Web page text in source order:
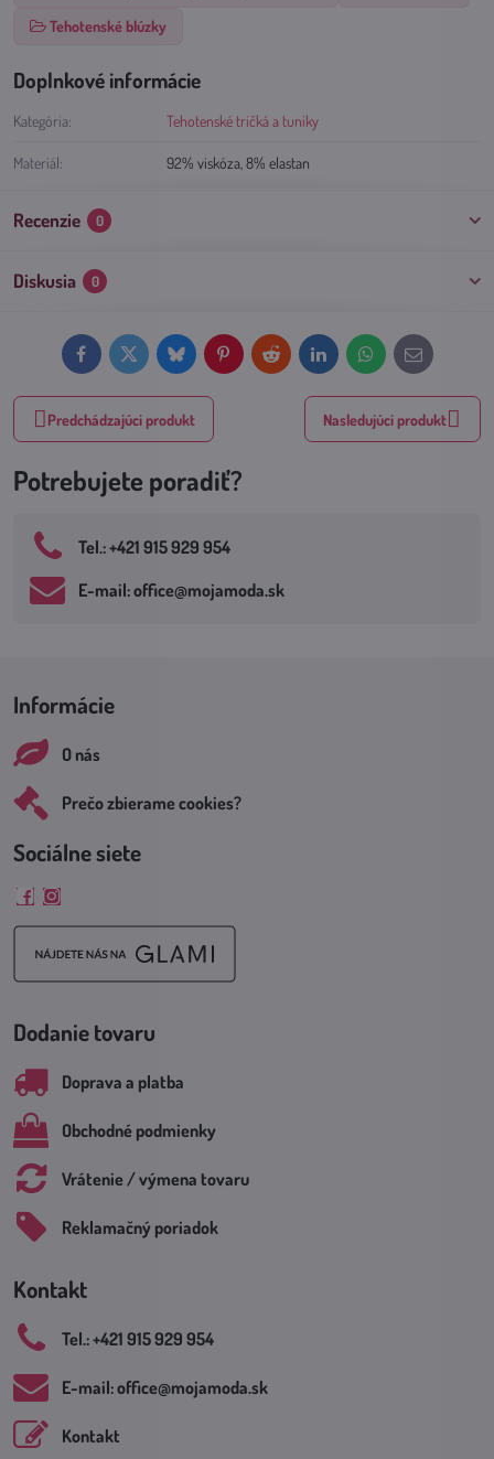
Tehotenské blúzky
Doplnkové informácie
Kategória: Tehotenské tričká a tuniky
Materiál: 92% viskóza, 8% elastan
Recenzie 0
Diskusia 0
FacebookTwitter BlueskyPinterestReddit LinkedInWhatsApp
E-
mail
Predchádzajúci produkt Nasledujúci produkt
Potrebujete poradiť?
Tel​.: +421 915 929 954
E-mail: office​@mojamoda​.sk
Informácie
O nás
Prečo zbierame cookies?
Sociálne siete
FacebookInstagram
Dodanie tovaru
Doprava a platba
Obchodné podmienky
Vrátenie / výmena tovaru
Reklamačný poriadok
Kontakt
Tel​.: +421 915 929 954
E-mail: office​@mojamoda​.sk
Kontakt